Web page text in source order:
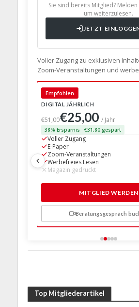
Sie sind bereits Mitglied? Melden
um weiterzulesen.
JETZT
Voller Zugang zu exklusiven
Zoom-Veranstaltungen und
Empfohlen
DIGITAL JÄHRLICH
€51,00€25,00 / Jahr
38% Ersparnis · €31,80 gespart
Voller Zugang
E-Paper
Zoom-Veranstaltungen
Werbefreies Lesen
Magazin gedruckt
MITGLIED WERDEN
Beratungsgespräch
Top Mitgliederartikel